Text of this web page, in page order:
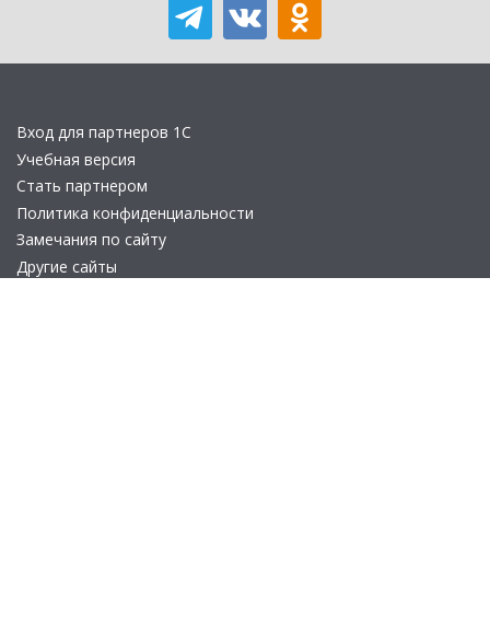
Вход для партнеров 1С
Учебная версия
Стать партнером
Политика конфиденциальности
Замечания по сайту
Другие сайты